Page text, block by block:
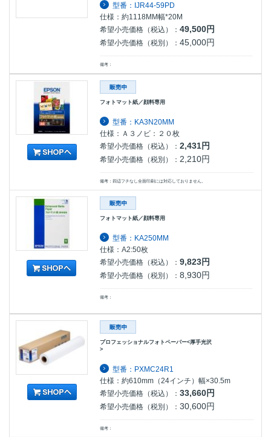
型番：IJR44-59PD
仕様：約1118MM幅*20M
希望小売価格（税込）： 49,500円
希望小売価格（税別）： 45,000円
備考：
フォトマット紙／顔料専用
型番：KA3N20MM
仕様：Ａ３ノビ：２０枚
希望小売価格（税込）：2,431円
希望小売価格（税別）： 2,210円
備考：四辺フチなし全面印刷には対応しておりません。
フォトマット紙／顔料専用
型番：KA250MM
仕様：A2:50枚
希望小売価格（税込）： 9,823円
希望小売価格（税別）： 8,930円
備考：
プロフェッショナルフォトペーパー<厚手光沢
>
型番：PXMC24R1
仕様：約610mm（24インチ）幅×30.5m
希望小売価格（税込）：33,660円
希望小売価格（税別）：30,600円
備考：